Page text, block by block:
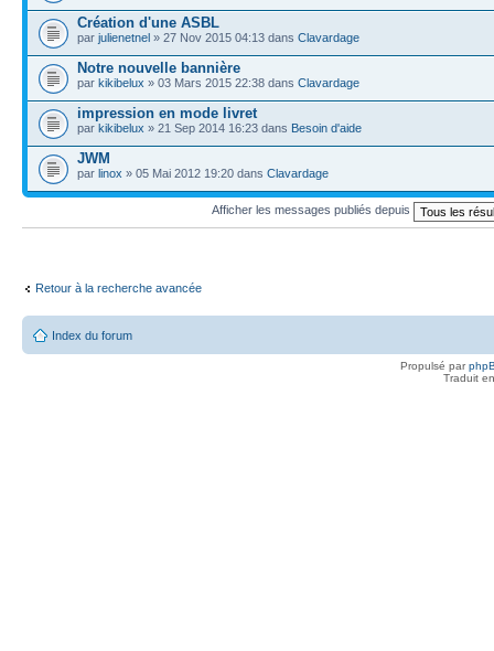
Création d'une ASBL
par julienetnel » 27 Nov 2015 04:13 dans Clavardage
Notre nouvelle bannière
par kikibelux » 03 Mars 2015 22:38 dans Clavardage
impression en mode livret
par kikibelux » 21 Sep 2014 16:23 dans Besoin d'aide
JWM
par linox » 05 Mai 2012 19:20 dans Clavardage
Afficher les messages publiés depuis
Retour à la recherche avancée
Index du forum
Propulsé par
Traduit